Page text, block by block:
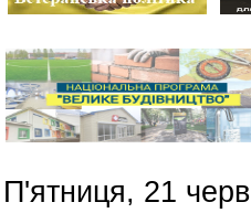
П'ятниця, 21